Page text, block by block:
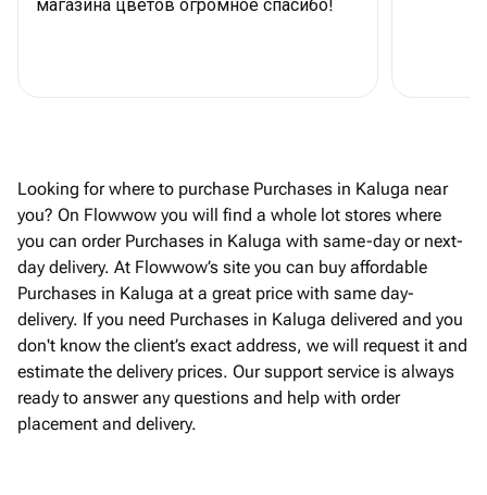
магазина цветов огромное спасибо!
Looking for where to purchase Purchases in Kaluga near
you? On Flowwow you will find a whole lot stores where
you can order Purchases in Kaluga with same-day or next-
day delivery. At Flowwow’s site you can buy affordable
Purchases in Kaluga at a great price with same day-
delivery. If you need Purchases in Kaluga delivered and you
don't know the client’s exact address, we will request it and
estimate the delivery prices. Our support service is always
ready to answer any questions and help with order
placement and delivery.